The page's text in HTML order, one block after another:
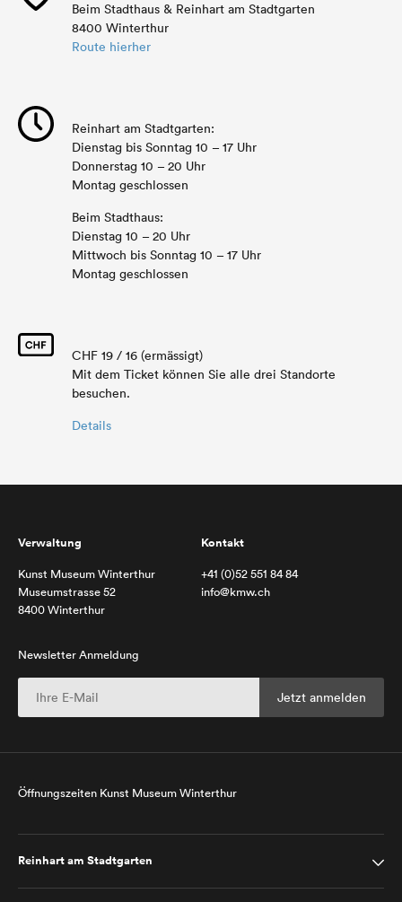
Beim Stadthaus & Reinhart am Stadtgarten
8400 Winterthur
Route hierher
Reinhart am Stadtgarten:
Dienstag bis Sonntag 10 – 17 Uhr
Donnerstag 10 – 20 Uhr
Montag geschlossen
Beim Stadthaus:
Dienstag 10 – 20 Uhr
Mittwoch bis Sonntag 10 – 17 Uhr
Montag geschlossen
CHF 19 / 16 (ermässigt)
Mit dem Ticket können Sie alle drei Standorte
besuchen.
Details
Verwaltung
Kunst Museum Winterthur
Museumstrasse 52
8400 Winterthur
Kontakt
+41 (0)52 551 84 84
info@kmw.ch
Newsletter Anmeldung
Öffnungszeiten Kunst Museum Winterthur
Reinhart am Stadtgarten